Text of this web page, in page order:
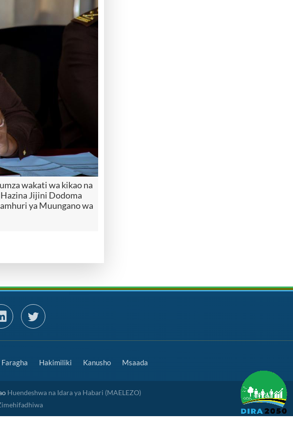
wakati wa kikao na
Jijini Dodoma
ya Muungano wa
Hakimiliki Kanusho Msaada
Huendeshwa na Idara ya Habari (MAELEZO)